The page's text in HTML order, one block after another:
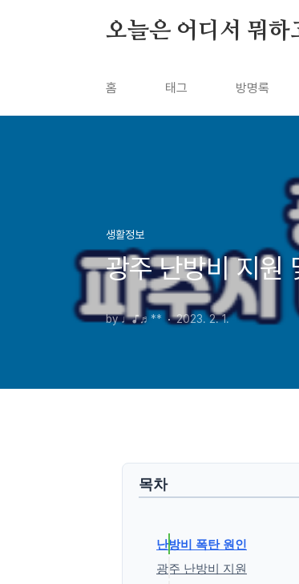
오늘은 어디서 뭐하
홈 태그 방명록
생활정보
광주 난방비 지원
by ♩♪♬** 2023. 2. 1.
목차
난방비 폭탄 원인
광주 난방비 지원